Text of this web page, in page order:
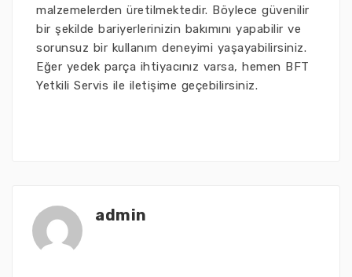
malzemelerden üretilmektedir. Böylece güvenilir
bir şekilde bariyerlerinizin bakımını yapabilir ve
sorunsuz bir kullanım deneyimi yaşayabilirsiniz.
Eğer yedek parça ihtiyacınız varsa, hemen BFT
Yetkili Servis ile iletişime geçebilirsiniz.
admin